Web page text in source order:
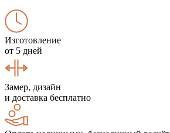
Изготовление
от 5 дней
Замер, дизайн
и доставка бесплатно